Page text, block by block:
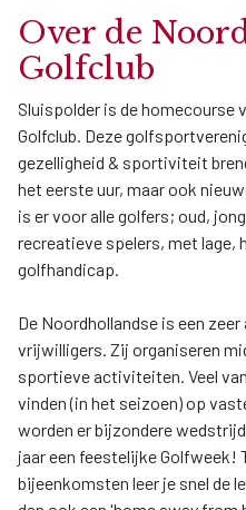
Over de
Golfclub
Sluispolder is de homecourse
Golfclub. Deze
gezelligheid & sportiviteit
het eerste uur, maar ook
is er voor alle golfers; oud,
recreatieve spelers, met lage,
golfhandicap.
De Noordhollandse is een
vrijwilligers. Zij organiseren
sportieve activiteiten. Veel
vinden (in het seizoen) op
worden er bijzondere
jaar een feestelijke Golfweek!
bijeenkomsten leer je snel de